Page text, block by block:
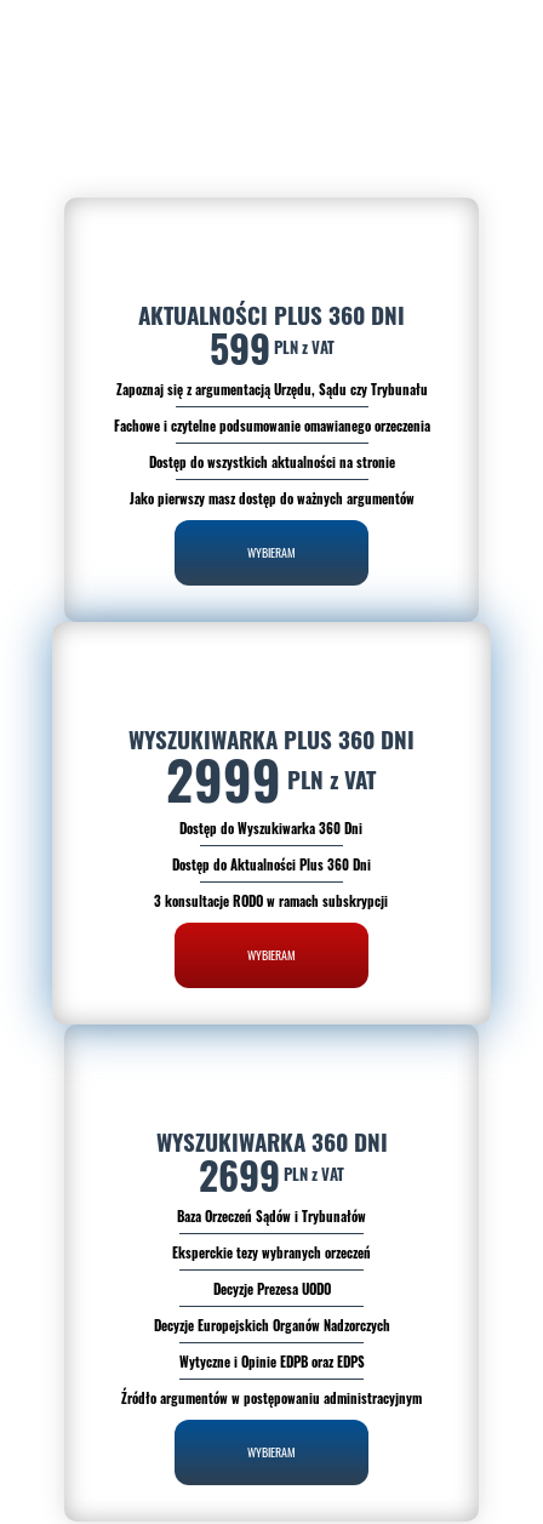
AKTUALNOŚCI PLUS 360 DNI
599 PLN z VAT
Zapoznaj się z argumentacją Urzędu, Sądu czy Trybunału
Fachowe i czytelne podsumowanie omawianego orzeczenia
Dostęp do wszystkich aktualności na stronie
Jako pierwszy masz dostęp do ważnych argumentów
WYBIERAM
WYSZUKIWARKA PLUS 360 DNI
2999 PLN z VAT
Dostęp do Wyszukiwarka 360 Dni
Dostęp do Aktualności Plus 360 Dni
3 konsultacje RODO w ramach subskrypcji
WYBIERAM
WYSZUKIWARKA 360 DNI
2699 PLN z VAT
Baza Orzeczeń Sądów i Trybunałów
Eksperckie tezy wybranych orzeczeń
Decyzje Prezesa UODO
Decyzje Europejskich Organów Nadzorczych
Wytyczne i Opinie EDPB oraz EDPS
Źródło argumentów w postępowaniu administracyjnym
WYBIERAM